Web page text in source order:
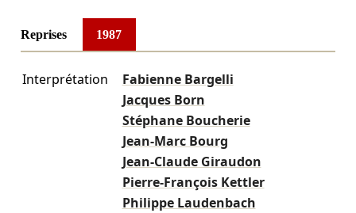
Reprises 1987
Interprétation
Fabienne Bargelli
Jacques Born
Stéphane Boucherie
Jean-Marc Bourg
Jean-Claude Giraudon
Pierre-François Kettler
Philippe Laudenbach